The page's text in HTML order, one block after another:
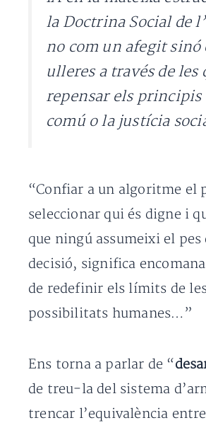
la Doctrina Social de
no com un afegit sinó
ulleres a través de les
repensar els principis
comú o la justícia
“Confiar a un algoritme el
seleccionar qui és digne i
que ningú assumeixi el pes
decisió, significa
de redefinir els límits de
possibilitats humanes…”
Ens torna a parlar de “
de treu-la del sistema
trencar l’equivalència